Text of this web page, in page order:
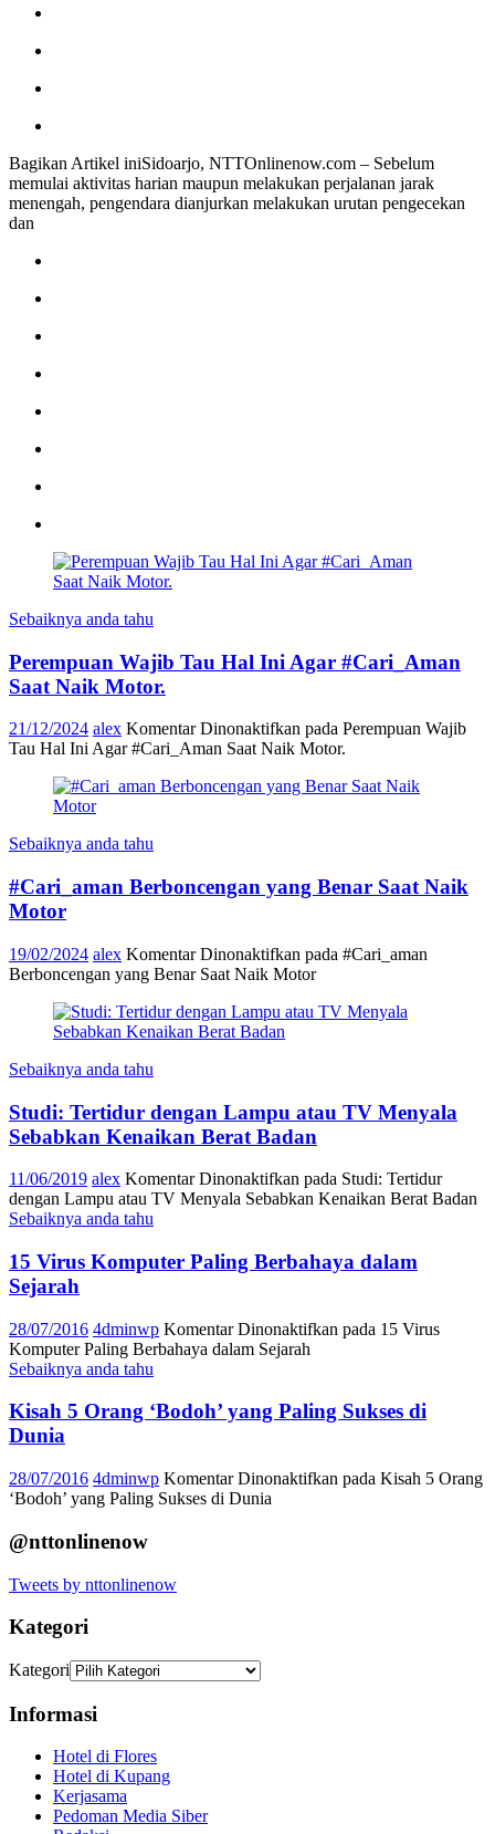
Bagikan Artikel iniSidoarjo, NTTOnlinenow.com – Sebelum
memulai aktivitas harian maupun melakukan perjalanan jarak
menengah, pengendara dianjurkan melakukan urutan pengecekan
dan
Sebaiknya anda tahu
Perempuan Wajib Tau Hal Ini Agar #Cari_Aman
Saat Naik Motor.
21/12/2024 alex Komentar Dinonaktifkan pada Perempuan Wajib
Tau Hal Ini Agar #Cari_Aman Saat Naik Motor.
Sebaiknya anda tahu
#Cari_aman Berboncengan yang Benar Saat Naik
Motor
19/02/2024 alex Komentar Dinonaktifkan pada #Cari_aman
Berboncengan yang Benar Saat Naik Motor
Sebaiknya anda tahu
Studi: Tertidur dengan Lampu atau TV Menyala
Sebabkan Kenaikan Berat Badan
11/06/2019 alex Komentar Dinonaktifkan pada Studi: Tertidur
dengan Lampu atau TV Menyala Sebabkan Kenaikan Berat Badan
Sebaiknya anda tahu
15 Virus Komputer Paling Berbahaya dalam
Sejarah
28/07/2016 4dminwp Komentar Dinonaktifkan pada 15 Virus
Komputer Paling Berbahaya dalam Sejarah
Sebaiknya anda tahu
Kisah 5 Orang ‘Bodoh’ yang Paling Sukses di
Dunia
28/07/2016 4dminwp Komentar Dinonaktifkan pada Kisah 5 Orang
‘Bodoh’ yang Paling Sukses di Dunia
@nttonlinenow
Tweets by nttonlinenow
Kategori
Kategori
Informasi
Hotel di Flores
Hotel di Kupang
Kerjasama
Pedoman Media Siber